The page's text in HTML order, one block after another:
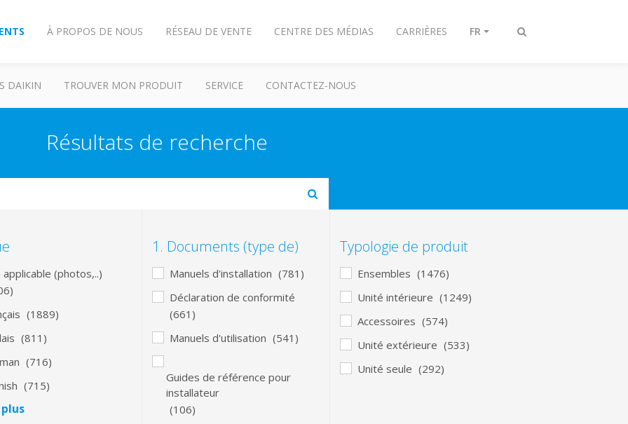
Afficher/masquer
À PROPOS DE NOUS RÉSEAU DE VENTE CENTRE DES MÉDIAS CARRIÈRES FR
DAIKIN TROUVER MON PRODUIT SERVICE CONTACTEZ-NOUS
Résultats de recherche
Submit
applicable (photos,..)
(1889)
(811)
(716)
(715)
1. Documents (type de)
Manuels d'installation (781)
Déclaration de conformité
(661)
Manuels d'utilisation (541)
Guides de référence pour
installateur
(106)
Typologie de produit
Ensembles (1476)
Unité intérieure (1249)
Accessoires (574)
Unité extérieure (533)
Unité seule (292)